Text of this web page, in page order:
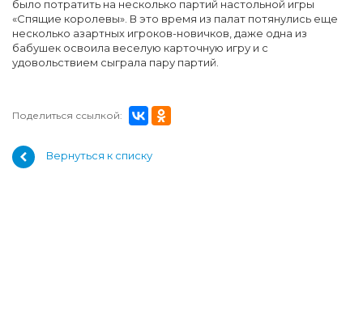
было потратить на несколько партий настольной игры
«Спящие королевы». В это время из палат потянулись еще
несколько азартных игроков-новичков, даже одна из
бабушек освоила веселую карточную игру и с
удовольствием сыграла пару партий.
Поделиться ссылкой:
Вернуться к списку